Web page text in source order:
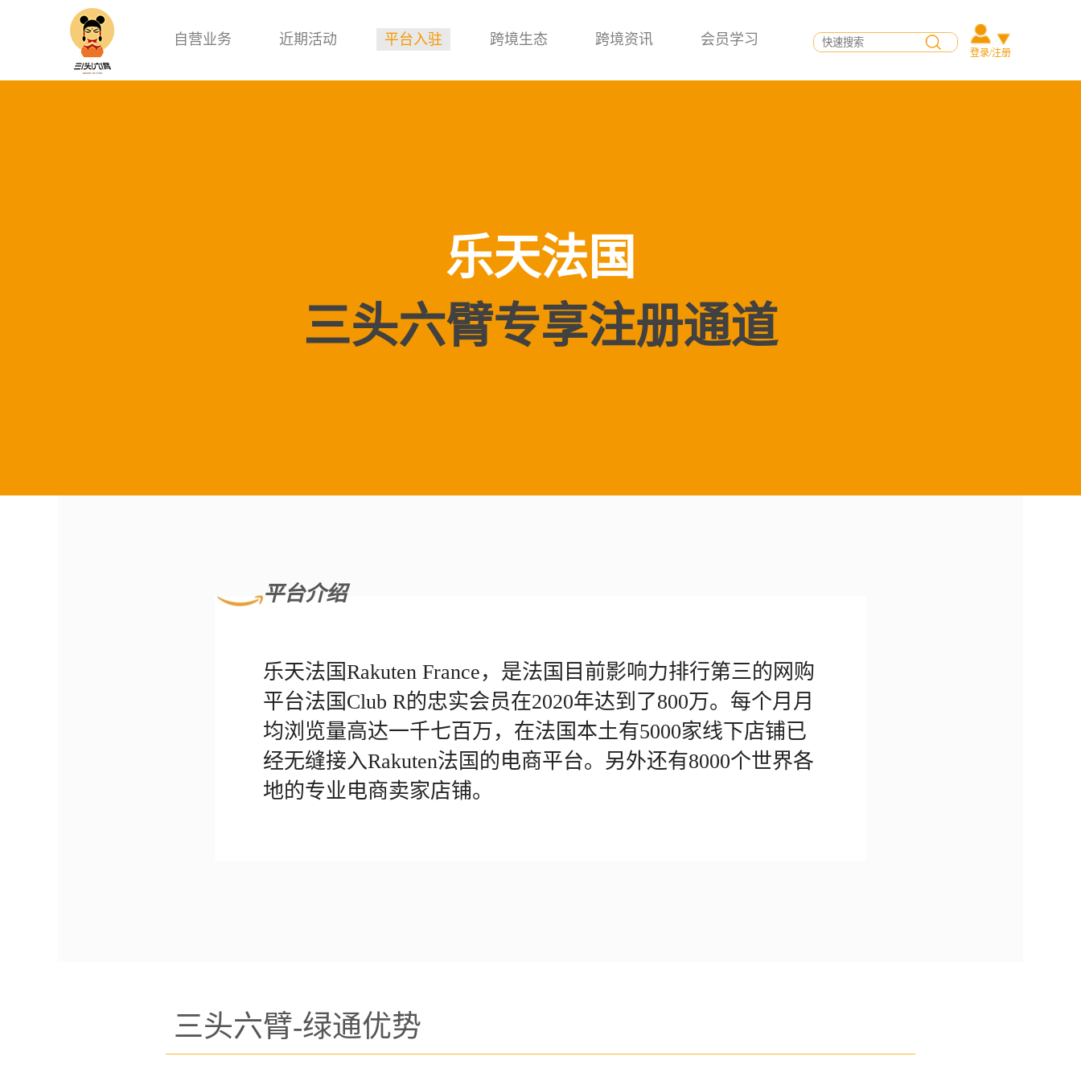
自营业务 近期活动 平台入驻 跨境生态 跨境资讯 会员学习
登录/注册
乐天法国
三头六臂专享注册通道
平台介绍
乐天法国Rakuten France，是法国目前影响力排行第三的网购
平台法国Club R的忠实会员在2020年达到了800万。每个月月
均浏览量高达一千七百万，在法国本土有5000家线下店铺已
经无缝接入Rakuten法国的电商平台。另外还有8000个世界各
地的专业电商卖家店铺。
三头六臂-绿通优势